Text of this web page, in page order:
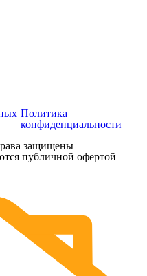
Политика
конфиденциальности
защищены
публичной офертой